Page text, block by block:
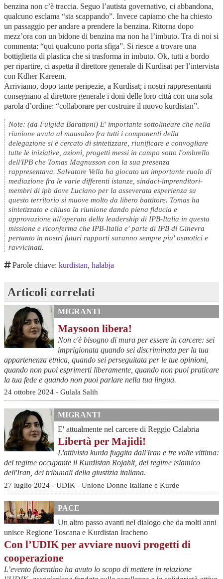
benzina non c’è traccia. Seguo l’autista governativo, ci abbandona,
qualcuno esclama “sta scappando”. Invece capiamo che ha chiesto
un passaggio per andare a prendere la benzina. Ritorna dopo
mezz’ora con un bidone di benzina ma non ha l’imbuto. Tra di noi si
commenta: “qui qualcuno porta sfiga”. Si riesce a trovare una
bottiglietta di plastica che si trasforma in imbuto. Ok, tutti a bordo
per ripartire, ci aspetta il direttore generale di Kurdisat per l’intervista
con Kdher Kareem.
Arriviamo, dopo tante peripezie, a Kurdisat; i nostri rappresentanti
consegnano al direttore generale i doni delle loro città con una sola
parola d’ordine: “collaborare per costruire il nuovo kurdistan”.
Note: (da Fulgida Barattoni) E' importante sottolineare che nella
riunione avuta al mausoleo fra tutti i componenti della
delegazione si è cercato di sintetizzare, riunificare e convogliare
tutte le iniziative, azioni, progetti messi in campo sotto l'ombrello
dell'IPB che Tomas Magnusson con la sua presenza
rappresentava. Salvatore Vella ha giocato un importante ruolo di
mediazione fra le varie differenti istanze, sindaci-imprenditori-
membri di ipb dove Luciano per la asseverata esperienza su
questo territorio si muove molto da libero battitore. Tomas ha
sintetizzato e chiuso la riunione dando piena fiducia e
approvazione all'operato della leadership di IPB-Italia in questa
missione e riconferma che IPB-Italia e' parte di IPB di Ginevra
pertanto in nostri futuri rapporti saranno sempre piu' osmotici e
ravvicinati.
Parole chiave:kurdistan,halabja
Articoli correlati
MIGRANTI
Maysoon libera!
Non c'è bisogno di mura per essere in carcere: sei
imprigionata quando sei discriminata per la tua
appartenenza etnica, quando sei perseguitata per le tue opinioni,
quando non puoi esprimerti liberamente, quando non puoi praticare
la tua fede e quando non puoi parlare nella tua lingua.
24 ottobre 2024 - Gulala Salih
MIGRANTI
E' attualmente nel carcere di Reggio Calabria
Libertà per Majidi!
L'attivista kurda fuggita dall'Iran e tre volte vittima:
del regime occupante il Kurdistan Rojahlt, del regime islamico
dell'Iran, dei tribunali della giustizia italiana.
27 luglio 2024 - UDIK - Unione Donne Italiane e Kurde
PACE
Un altro passo avanti nel dialogo che da molti anni
unisce Regione Toscana e Kurdistan Iracheno
Con l’UDIK per avviare nuovi progetti di
cooperazione
L’evento fiorentino ha avuto lo scopo di mettere in relazione